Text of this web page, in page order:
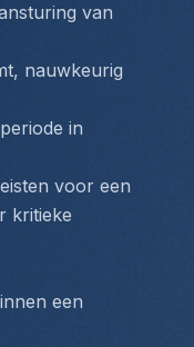
van
nauwkeurig
in
voor een
kritieke
een